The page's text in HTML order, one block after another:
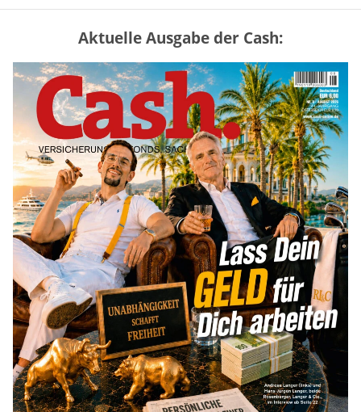
WEITERE ARTIKEL
zurückweiter
Mütterrente III Tabelle: So viel Renten-
Nachzahlung ist pro Kind möglich
mehr
„Jung kauft Alt“ 2026: Neue Förderung im
Überblick – Tabelle mit Kreditbeträgen
und Einkommensgrenzen
mehr
Bitcoin im Wartemodus: Fed und CLARITY
Act geben die Richtung vor
mehr
Aktuelle Ausgabe der Cash: